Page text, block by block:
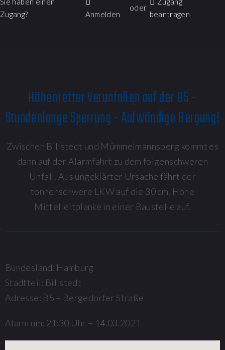
Zugang?
Anmelden
oder
beantragen
Höhenretter Verunfallen auf der B5 -
Stundenlange Sperrung - Aufwändige Bergung!
Zwischen Billstedt und Mümmelmannsberg kommt es
dann auf der Alarmfahrt zu dem folgenschweren
Unfall. Aus ungeklärter Ursache fährt der
tonnenschwere LKW auf die 30 cm. Hohe
Mittelleitplanke in einer Baustelle auf.
Bundesland: Hamburg
Stadtteil: Billstedt
Adresse: B5 – Bergedorfer Straße
Alarm um: 21:30 Uhr – 14.03.2021